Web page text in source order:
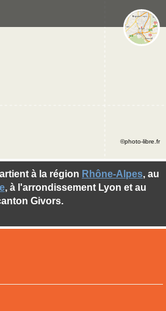
à la région Rhône-Alpes, au
, à l'arrondissement Lyon et au
Givors.
©photo-libre.fr